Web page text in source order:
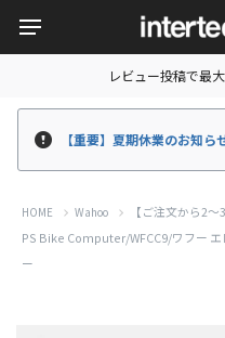
レビュー投稿で最
【重要】夏期休業のお知ら
HOME Wahoo
【ご注文から2
PS Bike Computer/WFCC9/ワフー
ー